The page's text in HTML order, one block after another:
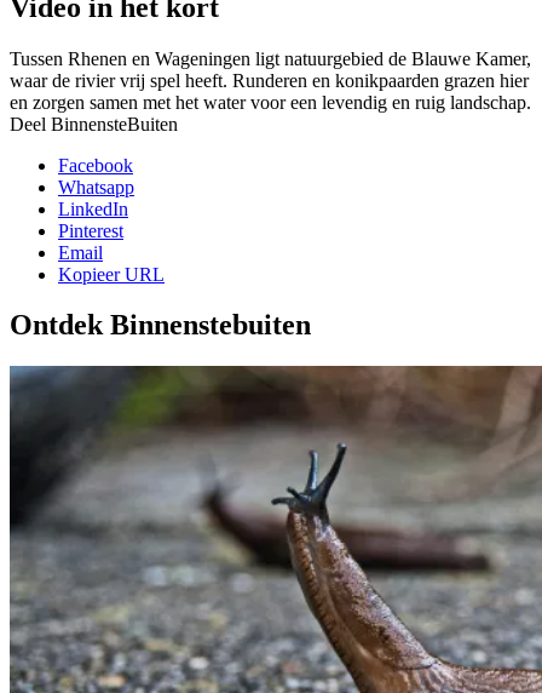
Video in het kort
Tussen Rhenen en Wageningen ligt natuurgebied de Blauwe Kamer,
waar de rivier vrij spel heeft. Runderen en konikpaarden grazen hier
en zorgen samen met het water voor een levendig en ruig landschap.
Deel BinnensteBuiten
Facebook
Whatsapp
LinkedIn
Pinterest
Email
Kopieer URL
Ontdek Binnenstebuiten